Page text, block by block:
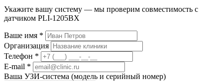
Укажите вашу систему — мы проверим совместимость с
датчиком PLI-1205BX
Ваше имя *
Организация
Телефон *
E-mail *
Ваша УЗИ-система (модель и серийный номер)